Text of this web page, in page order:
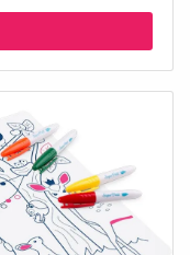
: ASTM / EN71-
imprimé avec de